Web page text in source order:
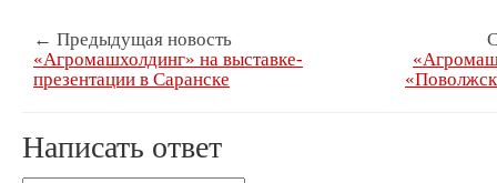
← Предыдущая новость
«Агромашхолдинг» на выставке-
презентации в Саранске
Написать ответ